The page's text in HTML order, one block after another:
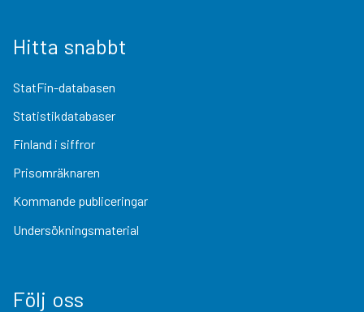
Hitta snabbt
StatFin-databasen
Statistikdatabaser
Finland i siffror
Prisomräknaren
Kommande publiceringar
Undersökningsmaterial
Följ oss